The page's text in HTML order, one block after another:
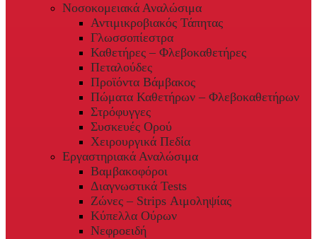
Νοσοκομειακά Αναλώσιμα
Αντιμικροβιακός Τάπητας
Γλωσσοπίεστρα
Καθετήρες – Φλεβοκαθετήρες
Πεταλούδες
Προϊόντα Βάμβακος
Πώματα Καθετήρων – Φλεβοκαθετήρων
Στρόφυγγες
Συσκευές Ορού
Χειρουργικά Πεδία
Εργαστηριακά Αναλώσιμα
Βαμβακοφόροι
Διαγνωστικά Tests
Ζώνες – Strips Αιμοληψίας
Κύπελλα Ούρων
Νεφροειδή